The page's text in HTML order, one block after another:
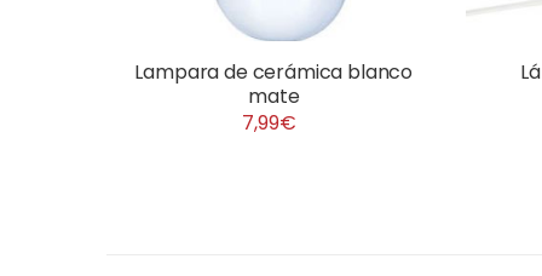
Lampara de cerámica blanco
mate
7,99€